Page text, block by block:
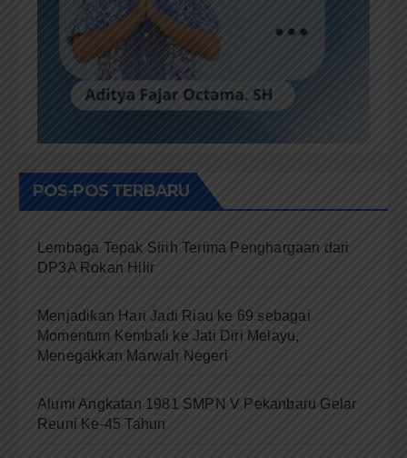
POS-POS TERBARU
Lembaga Tepak Sirih Terima Penghargaan dari
DP3A Rokan Hilir
Menjadikan Hari Jadi Riau ke 69 sebagai
Momentum Kembali ke Jati Diri Melayu,
Menegakkan Marwah Negeri
Alumi Angkatan 1981 SMPN V Pekanbaru Gelar
Reuni Ke-45 Tahun